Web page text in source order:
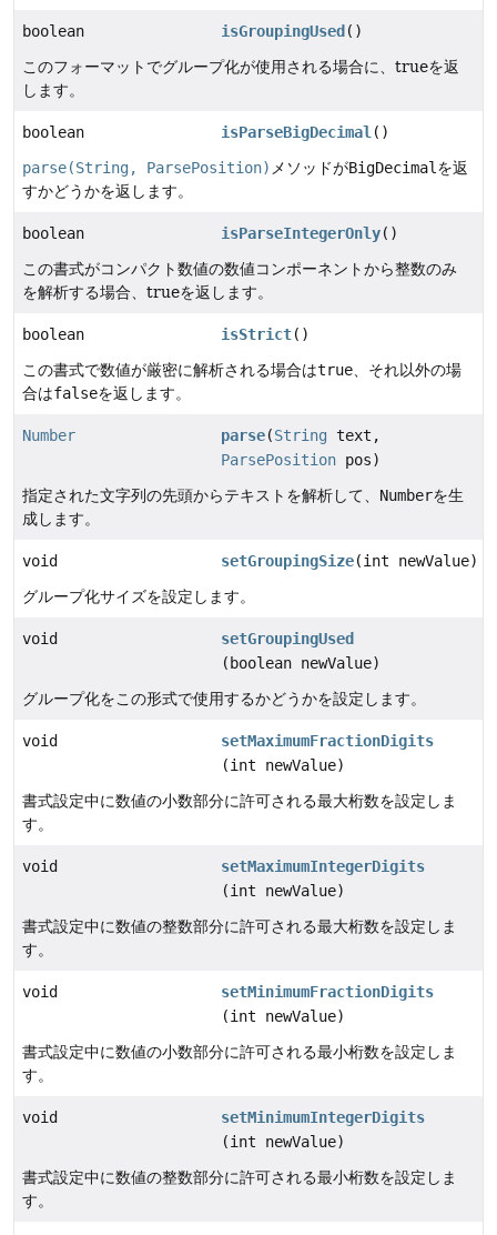
boolean isGroupingUsed()
このフォーマットでグループ化が使用される場合に、trueを返
します。
boolean isParseBigDecimal ()
parse(String, ParsePosition) メソッドがBigDecimal を返
すかどうかを返します。
boolean isParseIntegerOnly()
この書式がコンパクト数値の数値コンポーネントから整数のみ
を解析する場合、trueを返します。
boolean isStrict()
この書式で数値が厳密に解析される場合はtrue 、それ以外の場
合はfalseを返します。
Number parse(String text,
ParsePosition pos)
指定された文字列の先頭からテキストを解析して、 Numberを生
成します。
void setGroupingSize(int newValue)
グループ化サイズを設定します。
void
setGroupingUsed
(boolean newValue)
グループ化をこの形式で使用するかどうかを設定します。
void
setMaximumFractionDigits
(int newValue)
書式設定中に数値の小数部分に許可される最大桁数を設定しま
す。
void
setMaximumIntegerDigits
(int newValue)
書式設定中に数値の整数部分に許可される最大桁数を設定しま
す。
void
setMinimumFractionDigits
(int newValue)
書式設定中に数値の小数部分に許可される最小桁数を設定しま
す。
void
setMinimumIntegerDigits
(int newValue)
書式設定中に数値の整数部分に許可される最小桁数を設定しま
す。